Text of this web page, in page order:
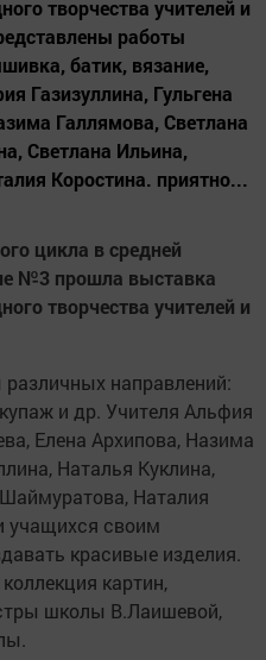
творчества учителей и
работы
батик, вязание,
Газизуллина, Гульгена
Галлямова, Светлана
Светлана Ильина,
Коростина. приятно...
цикла в средней
№3 прошла выставка
творчества учителей и
направлений:
и др. Учителя Альфия
Елена Архипова, Назима
Наталья Куклина,
Наталия
учащихся своим
красивые изделия.
картин,
школы В.Лаишевой,